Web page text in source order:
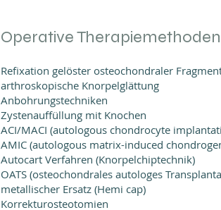
Operative
Refixation gelöster osteochondraler
arthroskopische Knorpelglättung
Anbohrungstechniken
Zystenauffüllung mit Knochen
ACI/MACI (autologous chondrocyte
AMIC (autologous matrix-induced
Autocart Verfahren (Knorpelchiptechnik)
OATS (osteochondrales autologes
metallischer Ersatz (Hemi cap)
Korrekturosteotomien